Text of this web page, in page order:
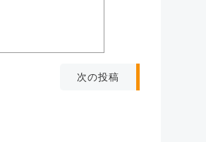
次の投稿